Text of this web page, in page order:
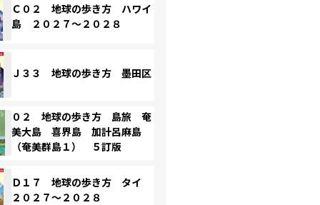
Ｃ０２ 地球の歩き方 ハワイ
島 ２０２７～２０２８
Ｊ３３ 地球の歩き方 墨田区
０２ 地球の歩き方 島旅 奄
美大島 喜界島 加計呂麻島
（奄美群島１） ５訂版
Ｄ１７ 地球の歩き方 タイ
２０２７～２０２８